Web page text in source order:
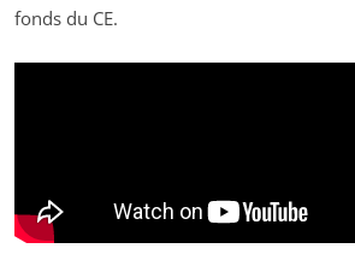
fonds du CE.